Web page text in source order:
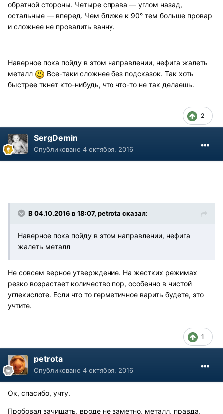
обратной стороны. Четыре справа — углом назад,
остальные — вперед. Чем ближе к 90° тем больше провар
и сложнее не провалить ванну.
Наверное пока пойду в этом направлении, нефига жалеть
металл
Все-таки сложнее без подсказок. Так хоть
быстрее ткнет кто-нибудь, что что-то не так делаешь.
2
SergDemin
Опубликовано 4 октября, 2016
В 04.10.2016 в 18:07, petrota сказал:
Наверное пока пойду в этом направлении, нефига
жалеть металл
Не совсем верное утверждение. На жестких режимах
резко возрастает количество пор, особенно в чистой
углекислоте. Если что то герметичное варить будете, это
учтите.
1
petrota
Опубликовано 4 октября, 2016
Ок, спасибо, учту.
Пробовал зачищать, вроде не заметно, металл, правда,